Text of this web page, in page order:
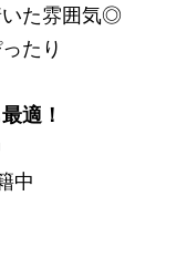
た雰囲気◎
たり
適！
中